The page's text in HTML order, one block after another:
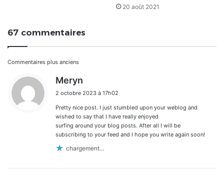
20 août 2021
67 commentaires
Navigation
dans
les
commentaires
Commentaires plus anciens
Meryn
t
:
2 octobre 2023 à 17h02
Pretty nice post. I just stumbled upon your weblog and
wished to say that I have really enjoyed
surfing around your blog posts. After all I will be
subscribing to your feed and I hope you write again soon!
chargement…